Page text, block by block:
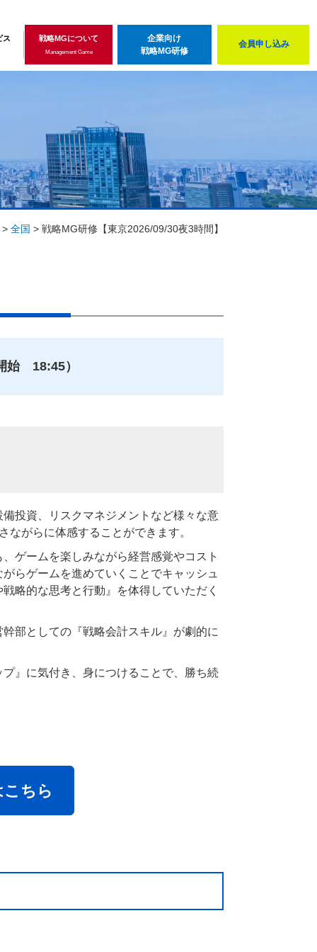
ス 戦略MGについて
Management Game
企業向け
戦略MG研修
会員申し込み
> 全国 > 戦略MG研修【東京2026/09/30夜3時間】
始 18:45）
投資、リスクマネジメントなど様々な意
ながらに体感することができます。
ゲームを楽しみながら経営感覚やコスト
らゲームを進めていくことでキャッシュ
略的な思考と行動』を体得していただく
部としての『戦略会計スキル』が劇的に
』に気付き、身につけることで、勝ち続
ちら